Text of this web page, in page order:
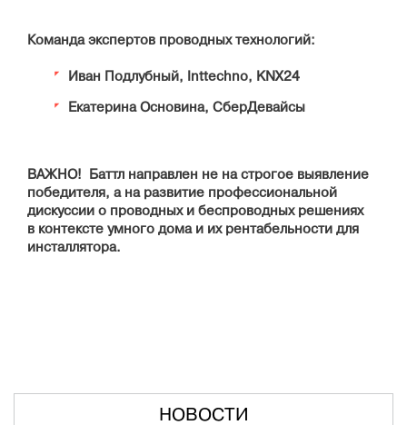
Команда экспертов проводных технологий:
Иван Подлубный, Inttechno, KNX24
Екатерина Основина, СберДевайсы
ВАЖНО! Баттл направлен не на строгое выявление
победителя, а на развитие профессиональной
дискуссии о проводных и беспроводных решениях
в контексте умного дома и их рентабельности для
инсталлятора.
НОВОСТИ